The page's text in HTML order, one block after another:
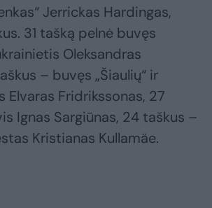
Jerrickas Hardingas,
31 tašką pelnė buvęs
Oleksandras
– buvęs „Šiaulių“ ir
Elvaras Fridrikssonas, 27
Ignas Sargiūnas, 24 taškus –
Kristianas Kullamäe.